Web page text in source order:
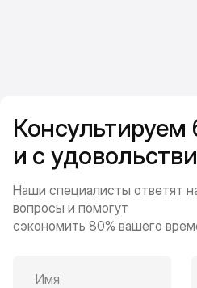
Консультируем
и с
Наши специалисты ответят
вопросы и помогут
сэкономить 80% вашего
Имя